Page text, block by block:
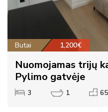
Butai 1,200€
Nuomojamas trijų
Pylimo gatvėje
3 1